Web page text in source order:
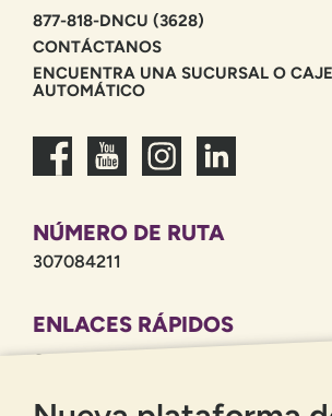
877-818-DNCU (3628)
CONTÁCTANOS
ENCUENTRA UNA SUCURSAL O
AUTOMÁTICO
NÚMERO DE RUTA
307084211
ENLACES RÁPIDOS
CARRERAS PROFESIONALES